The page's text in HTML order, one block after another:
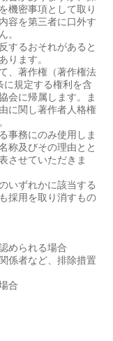
機密事項として取り
容を第三者に口外す
。
するおそれがあると
ります。
、著作権（著作権法
に規定する権利を含
会に帰属します。ま
に関し著作者人格権
事務にのみ使用しま
称及びその理由とと
させていただきま
いずれかに該当する
採用を取り消すもの
められる場合
係者など、排除措置
合